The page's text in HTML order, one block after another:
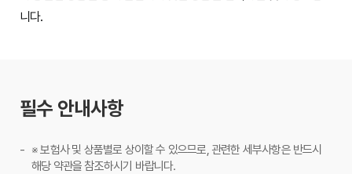
니다.
필수 안내사항
※ 보험사 및 상품별로 상이할 수 있으므로, 관련한 세부사항은 반드시
해당 약관을 참조하시기 바랍니다.